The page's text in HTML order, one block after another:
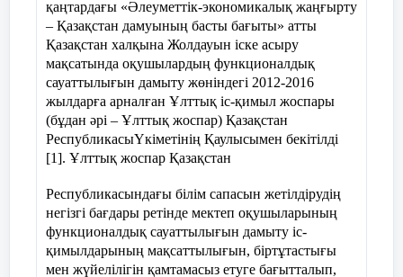
4. Сөйлемге толық (асты сызылған сөзге
сөз құрамына, лексикалық, фонетикалық)
талдау жаса.
Олжабексол түтіннің дәл түбінде көк
өгізшені жіліктеп бұзып отыр.
5. «Ұстаз – ұлы есім» Өз ойыңды
ойтолғау түрінде жаз.
қаңтардағы «Әлеуметтік-экономикалық жаңғырту
– Қазақстан дамуының басты бағыты» атты
Қазақстан халқына Жолдауын іске асыру
мақсатында оқушылардың функционалдық
сауаттылығын дамыту жөніндегі 2012-2016
жылдарға арналған Ұлттық іс-қимыл жоспары
(бұдан әрі – Ұлттық жоспар) Қазақстан
РеспубликасыҮкіметінің Қаулысымен бекітілді
[1]. Ұлттық жоспар Қазақстан
Республикасындағы білім сапасын жетілдірудің
негізгі бағдары ретінде мектеп оқушыларының
функционалдық сауаттылығын дамыту іс-
қимылдарының мақсаттылығын, біртұтастығы
мен жүйелілігін қамтамасыз етуге бағытталып,